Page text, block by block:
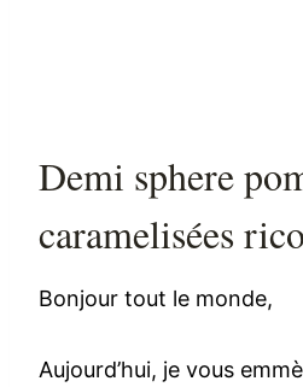
Demi sphere
caramelisées
Bonjour tout le monde,
Aujourd’hui, je vous